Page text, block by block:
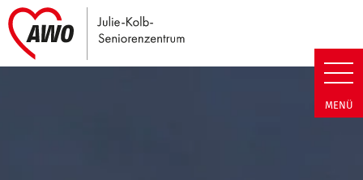
Julie-Kolb-Seniorenzentrum |
MENÜ